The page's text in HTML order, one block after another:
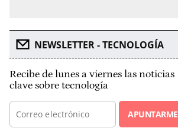
NEWSLETTER - TECNOLOGÍA
Recibe de lunes a viernes las noticias
clave sobre tecnología
APUNTARME